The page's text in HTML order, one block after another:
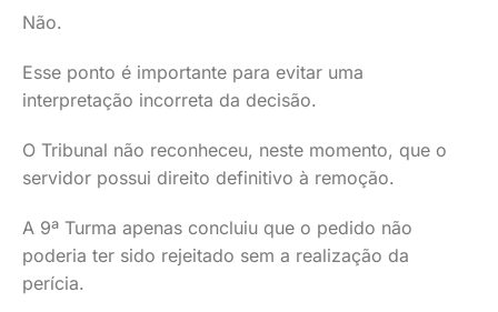
Não.
Esse ponto é importante para evitar uma
interpretação incorreta da decisão.
O Tribunal não reconheceu, neste momento, que o
servidor possui direito definitivo à remoção.
A 9ª Turma apenas concluiu que o pedido não
poderia ter sido rejeitado sem a realização da
perícia.